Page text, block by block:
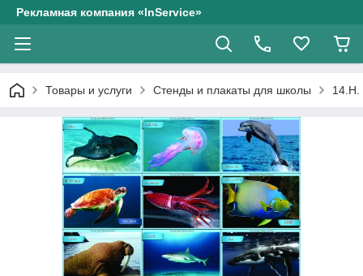
Рекламная компания «InService»
Товары и услуги Стенды и плакаты для школы 14.Н.